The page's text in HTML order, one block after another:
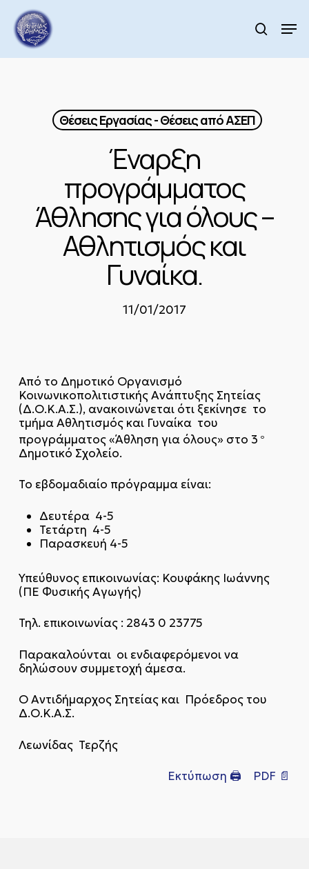
main
content
search
Θέσεις Εργασίας - Θέσεις από ΑΣΕΠ
Έναρξη
προγράμματος
Άθλησης για όλους –
Αθλητισμός και
Γυναίκα.
11/01/2017
Από το Δημοτικό Οργανισμό
Κοινωνικοπολιτιστικής Ανάπτυξης Σητείας
(Δ.Ο.Κ.Α.Σ.), ανακοινώνεται ότι ξεκίνησε το
τμήμα Αθλητισμός και Γυναίκα του
προγράμματος «Άθληση για όλους» στο 3 ο
Δημοτικό Σχολείο.
Το εβδομαδιαίο πρόγραμμα είναι:
Δευτέρα 4-5
Τετάρτη 4-5
Παρασκευή 4-5
Υπεύθυνος επικοινωνίας: Κουφάκης Ιωάννης
(ΠΕ Φυσικής Αγωγής)
Τηλ. επικοινωνίας : 2843 0 23775
Παρακαλούνται οι ενδιαφερόμενοι να
δηλώσουν συμμετοχή άμεσα.
Ο Αντιδήμαρχος Σητείας και Πρόεδρος του
Δ.Ο.Κ.Α.Σ.
Λεωνίδας Τερζής
Εκτύπωση 🖨 PDF 📄
Menu